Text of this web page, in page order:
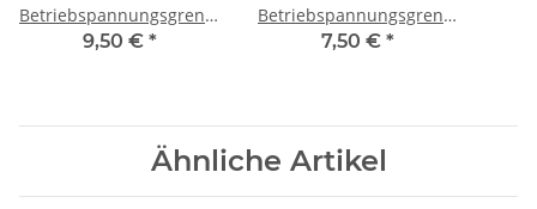
Betriebspannungsgrenze
- 2A
9,50 € *
Betriebspannungsgrenze
- 1.5A
7,50 € *
Ähnliche Artikel